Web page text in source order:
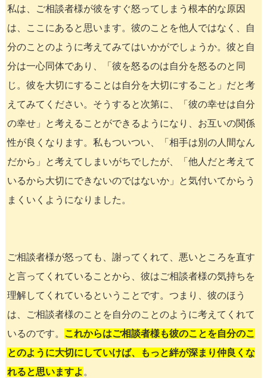
私は、ご相談者様が彼をすぐ怒ってしまう根本的な原因
は、ここにあると思います。彼のことを他人ではなく、自
分のことのように考えてみてはいかがでしょうか。彼と自
分は一心同体であり、「彼を怒るのは自分を怒るのと同
じ。彼を大切にすることは自分を大切にすること」だと考
えてみてください。そうすると次第に、「彼の幸せは自分
の幸せ」と考えることができるようになり、お互いの関係
性が良くなります。私もついつい、「相手は別の人間なん
だから」と考えてしまいがちでしたが、「他人だと考えて
いるから大切にできないのではないか」と気付いてからう
まくいくようになりました。
ご相談者様が怒っても、謝ってくれて、悪いところを直す
と言ってくれていることから、彼はご相談者様の気持ちを
理解してくれているということです。つまり、彼のほう
は、ご相談者様のことを自分のことのように考えてくれて
いるのです。
これからはご相談者様も彼のことを自分のこ
とのように大切にしていけば、もっと絆が深まり仲良くな
れると思いますよ 。